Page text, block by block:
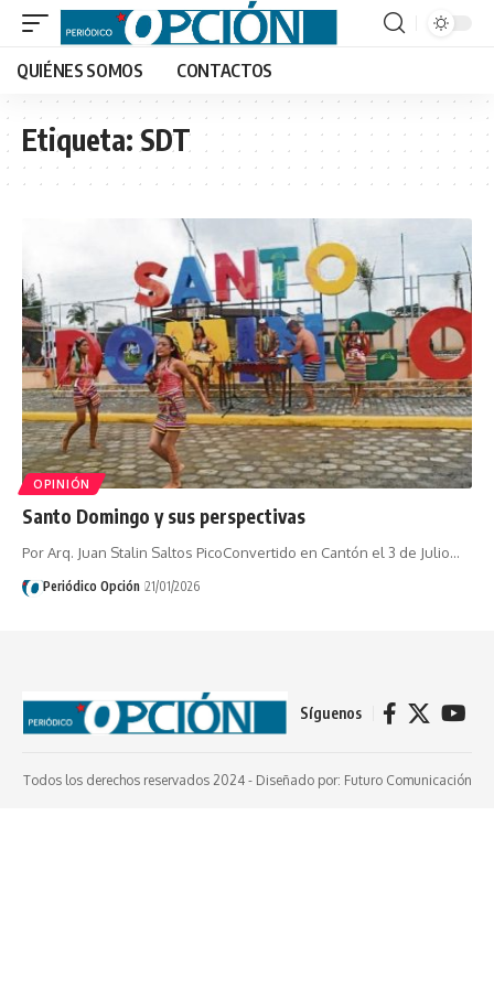
QUIÉNES SOMOS CONTACTOS
Etiqueta:SDT
OPINIÓN
Santo Domingo y sus perspectivas
Por Arq. Juan Stalin Saltos PicoConvertido en Cantón el 3 de Julio…
Periódico Opción 21/01/2026
Síguenos
Todos los derechos reservados 2024 - Diseñado por: Futuro Comunicación